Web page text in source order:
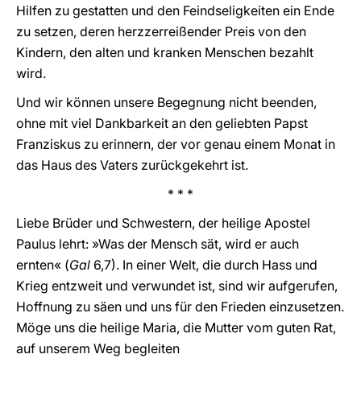
Hilfen zu gestatten und den Feindseligkeiten ein Ende
zu setzen, deren herzzerreißender Preis von den
Kindern, den alten und kranken Menschen bezahlt
wird.
Und wir können unsere Begegnung nicht beenden,
ohne mit viel Dankbarkeit an den geliebten Papst
Franziskus zu erinnern, der vor genau einem Monat in
das Haus des Vaters zurückgekehrt ist.
* * *
Liebe Brüder und Schwestern, der heilige Apostel
Paulus lehrt: »Was der Mensch sät, wird er auch
ernten« (Gal 6,7). In einer Welt, die durch Hass und
Krieg entzweit und verwundet ist, sind wir aufgerufen,
Hoffnung zu säen und uns für den Frieden einzusetzen.
Möge uns die heilige Maria, die Mutter vom guten Rat,
auf unserem Weg begleiten